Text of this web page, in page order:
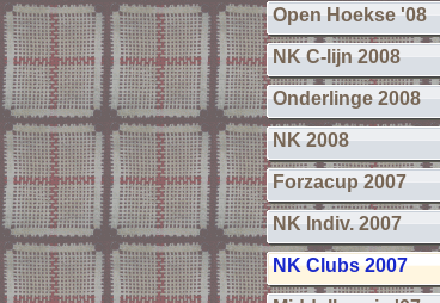
Open Hoekse '08
NK C-lijn 2008
Onderlinge 2008
NK 2008
Forzacup 2007
NK Indiv. 2007
NK Clubs 2007